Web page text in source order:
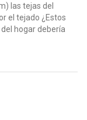
las tejas del
el tejado ¿Estos
hogar debería